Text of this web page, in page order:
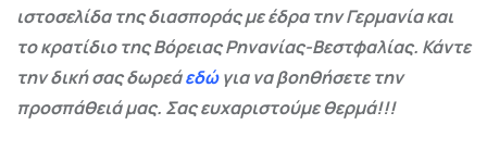
ιστοσελίδα της διασποράς με έδρα την Γερμανία και
το κρατίδιο της Βόρειας Ρηνανίας-Βεστφαλίας. Κάντε
την δική σας δωρεάεδώγια να βοηθήσετε την
προσπάθειά μας. Σας ευχαριστούμε θερμά!!!